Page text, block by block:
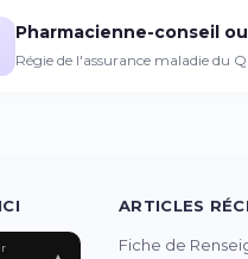
Pharmacienne-conseil
Régie de l'assurance maladie du
ARTICLES
Fiche de